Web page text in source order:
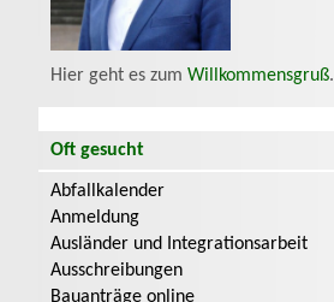
Hier geht es zum Willkommensgruß.
Oft gesucht
Abfallkalender
Anmeldung
Ausländer und Integrationsarbeit
Ausschreibungen
Bauanträge online